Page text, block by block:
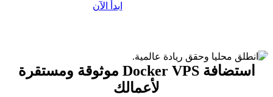
ابدأ الآن
استضافة Docker VPS موثوقة ومستقرة
لأعمالك